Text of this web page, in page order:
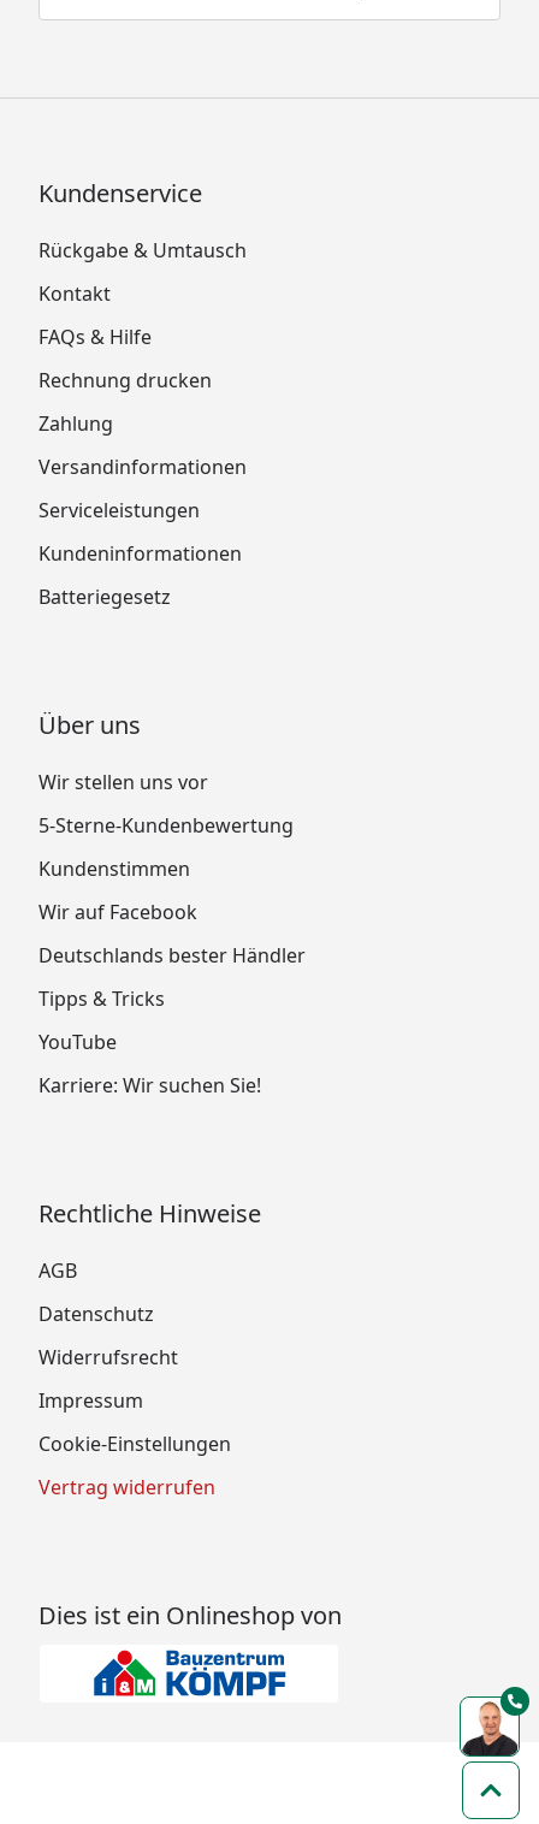
Kundenservice
Rückgabe & Umtausch
Kontakt
FAQs & Hilfe
Rechnung drucken
Zahlung
Versandinformationen
Serviceleistungen
Kundeninformationen
Batteriegesetz
Über uns
Wir stellen uns vor
5-Sterne-Kundenbewertung
Kundenstimmen
Wir auf Facebook
Deutschlands bester Händler
Tipps & Tricks
YouTube
Karriere: Wir suchen Sie!
Rechtliche Hinweise
AGB
Datenschutz
Widerrufsrecht
Impressum
Cookie-Einstellungen
Vertrag widerrufen
Dies ist ein Onlineshop von